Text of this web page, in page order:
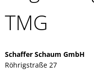
TMG
Schaffer Schaum GmbH
Röhrigstraße 27